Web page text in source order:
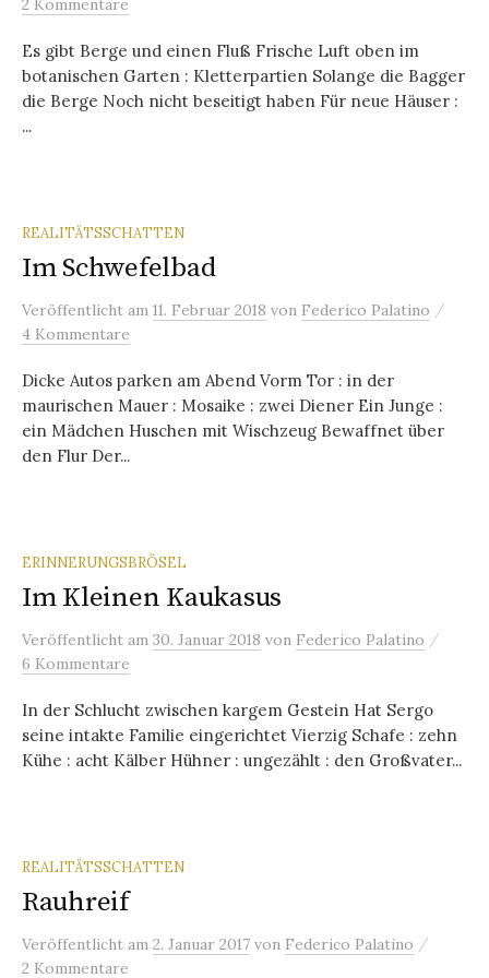
2 Kommentare
Es gibt Berge und einen Fluß Frische Luft oben im
botanischen Garten : Kletterpartien Solange die Bagger
die Berge Noch nicht beseitigt haben Für neue Häuser :
...
REALITÄTSSCHATTEN
Im Schwefelbad
Veröffentlicht am 11. Februar 2018 von Federico Palatino /
4 Kommentare
Dicke Autos parken am Abend Vorm Tor : in der
maurischen Mauer : Mosaike : zwei Diener Ein Junge :
ein Mädchen Huschen mit Wischzeug Bewaffnet über
den Flur Der...
ERINNERUNGSBRÖSEL
Im Kleinen Kaukasus
Veröffentlicht am 30. Januar 2018 von Federico Palatino /
6 Kommentare
In der Schlucht zwischen kargem Gestein Hat Sergo
seine intakte Familie eingerichtet Vierzig Schafe : zehn
Kühe : acht Kälber Hühner : ungezählt : den Großvater...
REALITÄTSSCHATTEN
Rauhreif
Veröffentlicht am 2. Januar 2017 von Federico Palatino /
2 Kommentare